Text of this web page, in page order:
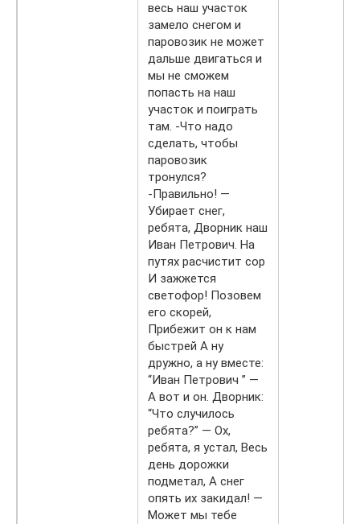
весь наш участок
замело снегом и
паровозик не может
дальше двигаться и
мы не сможем
попасть на наш
участок и поиграть
там. -Что надо
сделать, чтобы
паровозик
тронулся?
-Правильно! —
Убирает снег,
ребята, Дворник наш
Иван Петрович. На
путях расчистит сор
И зажжется
светофор! Позовем
его скорей,
Прибежит он к нам
быстрей А ну
дружно, а ну вместе:
“Иван Петрович ” —
А вот и он. Дворник:
“Что случилось
ребята?” — Ох,
ребята, я устал, Весь
день дорожки
подметал, А снег
опять их закидал! —
Может мы тебе